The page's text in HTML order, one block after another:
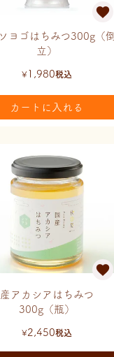
ヨゴはちみつ300g（倒
立）
¥1,980税込
カートに入れる
アカシアはちみつ
300g（瓶）
¥2,450税込